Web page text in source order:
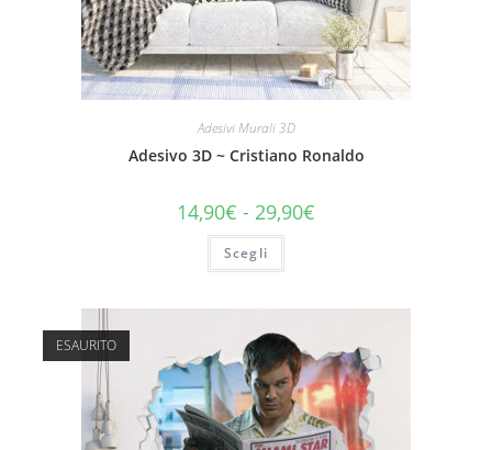
Adesivi Murali 3D
Adesivo 3D ~ Cristiano Ronaldo
14,90€ - 29,90€
Scegli
ESAURITO